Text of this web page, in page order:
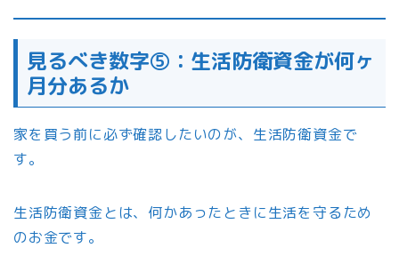
見るべき数字⑤：生活防衛資金が何ヶ
月分あるか
家を買う前に必ず確認したいのが、生活防衛資金で
す。
生活防衛資金とは、何かあったときに生活を守るため
のお金です。